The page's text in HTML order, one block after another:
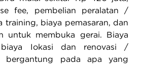
fee, pembelian peralatan /
training, biaya pemasaran, dan
untuk membuka gerai. Biaya
Iokasi dan renovasi /
bergantung pada apa yang